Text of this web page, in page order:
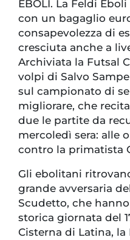
EBOLI. La Feldi
con un bagaglio
consapevolezza di
cresciuta anche a
Archiviata la Futsal
volpi di Salvo
sul campionato di
migliorare, che
due le partite da
mercoledì sera: alle
contro la primatista
Gli ebolitani
grande avversaria
Scudetto, che
storica giornata del
Cisterna di Latina, la